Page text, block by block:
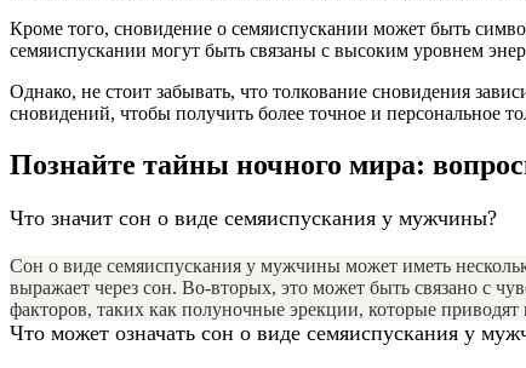
Кроме того, сновидение о семяиспускании может быть
семяиспускании могут быть связаны с высоким уровнем
Однако, не стоит забывать, что толкование сновидения
сновидений, чтобы получить более точное и персональное
Познайте тайны ночного мира:
Что значит сон о виде семяиспускания у мужчины?
Сон о виде семяиспускания у мужчины может иметь
выражает через сон. Во-вторых, это может быть связано с
факторов, таких как полуночные эрекции, которые приводят
Что может означать сон о виде семяиспускания у